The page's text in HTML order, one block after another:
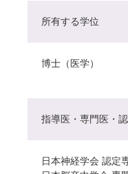
所有する学位
博士（医学）
指導医・専門医・
日本神経学会 認定